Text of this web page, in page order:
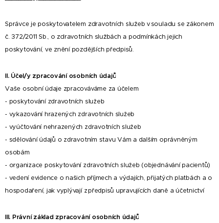
Správce je poskytovatelem zdravotních služeb v souladu se zákonem
č. 372/2011 Sb., o zdravotních službách a podmínkách jejich
poskytování, ve znění pozdějších předpisů.
II. Účel/y zpracování osobních údajů
Vaše osobní údaje zpracováváme za účelem
- poskytování zdravotních služeb
- vykazování hrazených zdravotních služeb
- vyúčtování nehrazených zdravotních služeb
- sdělování údajů o zdravotním stavu Vám a dalším oprávněným
osobám
- organizace poskytování zdravotních služeb (objednávání pacientů)
- vedení evidence o našich příjmech a výdajích, přijatých platbách a o
hospodaření, jak vyplývají z předpisů upravujících daně a účetnictví
III. Právní základ zpracování osobních údajů